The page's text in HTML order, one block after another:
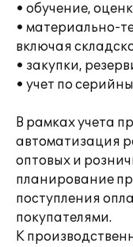
• обучение,
• материально-
включая
• закупки,
• учет по
В рамках учета
автоматизация
оптовых и
планирование
поступления
покупателями.
К